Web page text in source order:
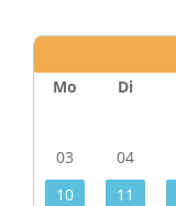
Mo
Di
03
04
10
11